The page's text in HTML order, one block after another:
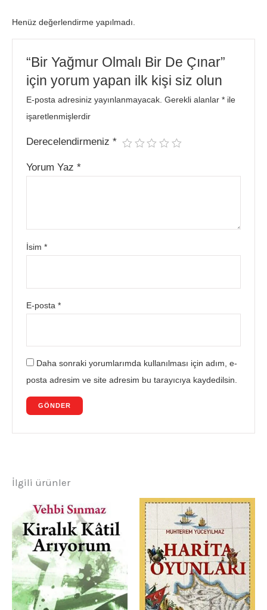
Henüz değerlendirme yapılmadı.
“Bir Yağmur Olmalı Bir De Çınar”
için yorum yapan ilk kişi siz olun
E-posta adresiniz yayınlanmayacak. Gerekli alanlar* ile
işaretlenmişlerdir
Derecelendirmeniz*
Yorum Yaz*
İsim*
E-posta*
Daha sonraki yorumlarımda kullanılması için adım, e-
posta adresim ve site adresim bu tarayıcıya kaydedilsin.
İlgili ürünler